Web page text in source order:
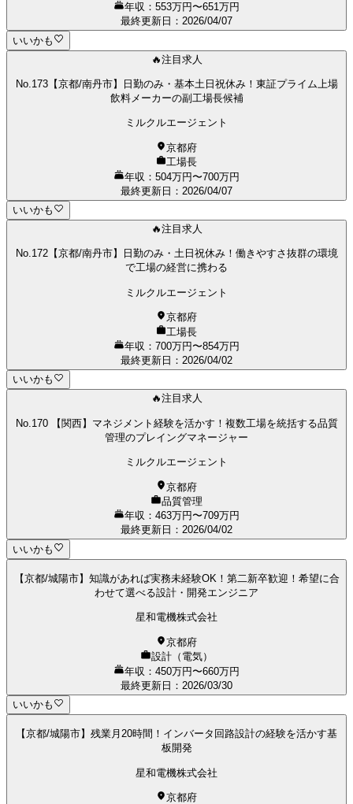
年収：553万円〜651万円
最終更新日 ： 2026/04/07
いいかも
🔥注目求人
No.173【京都/南丹市】日勤のみ・基本土日祝休み！東証プライム上場
飲料メーカーの副工場長候補
ミルクルエージェント
京都府
工場長
年収：504万円〜700万円
最終更新日 ： 2026/04/07
いいかも
🔥注目求人
No.172【京都/南丹市】日勤のみ・土日祝休み！働きやすさ抜群の環境
で工場の経営に携わる
ミルクルエージェント
京都府
工場長
年収：700万円〜854万円
最終更新日 ： 2026/04/02
いいかも
🔥注目求人
No.170 【関西】マネジメント経験を活かす！複数工場を統括する品質
管理のプレイングマネージャー
ミルクルエージェント
京都府
品質管理
年収：463万円〜709万円
最終更新日 ： 2026/04/02
いいかも
【京都/城陽市】知識があれば実務未経験OK！第二新卒歓迎！希望に合
わせて選べる設計・開発エンジニア
星和電機株式会社
京都府
設計（電気）
年収：450万円〜660万円
最終更新日 ： 2026/03/30
いいかも
【京都/城陽市】残業月20時間！インバータ回路設計の経験を活かす基
板開発
星和電機株式会社
京都府